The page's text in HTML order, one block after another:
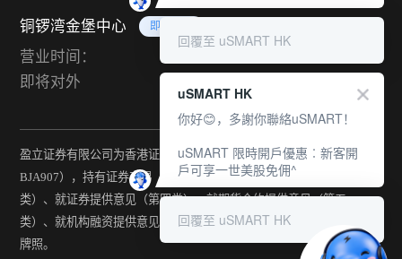
铜锣湾金堡中心 即将对外
营业时间：
即将对外
盈立证券有限公司为香港证监会持牌法团（中央编号：
BJA907），持有证券交易（第一类）、期货合约交易（第二
类）、就证券提供意见（第四类）、就期货合约提供意见（第五
类）、就机构融资提供意见（第六类）及提供资产管理（第九类）
牌照。
回覆至 uSMART HK
uSMART HK
你好😊，多謝你聯絡uSMART！
uSMART 限時開戶優惠︰新客開
戶可享一世美股免佣^
回覆至 uSMART HK